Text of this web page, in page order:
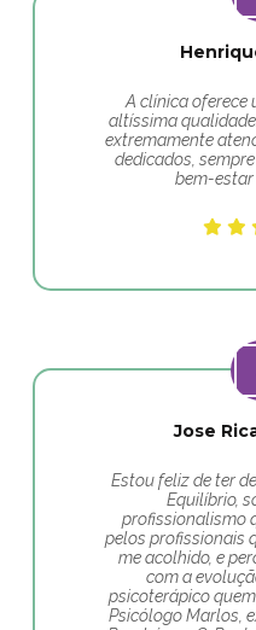
A clínica oferece
altíssima
extremamente
dedicados,
bem-estar
Jose
Estou feliz de ter
Equilíbrio,
profissionalismo
pelos profissionais
me acolhido, e
com a
psicoterápico
Psicólogo Marlos,